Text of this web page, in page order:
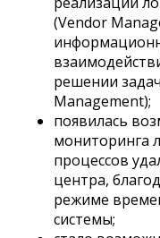
(Vendor
решении
Management);
появилась
мониторинга
процессов
центра,
режиме
системы;